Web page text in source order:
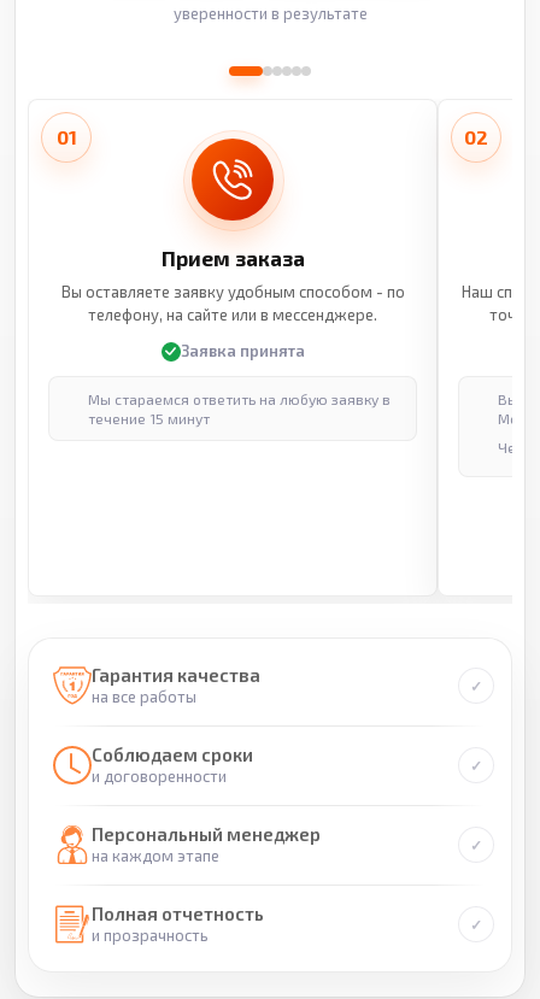
уверенности в результате
01
Прием заказа
Вы оставляете заявку удобным способом - по
телефону, на сайте или в мессенджере.
Заявка принята
Мы стараемся ответить на любую заявку в
течение 15 минут
02
Наш
Гарантия качества
на все работы
Соблюдаем сроки
и договоренности
Персональный менеджер
на каждом этапе
Полная отчетность
и прозрачность